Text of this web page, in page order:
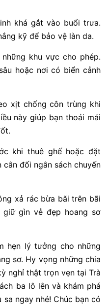
khá gắt vào buổi trưa.
kỹ để bảo vệ làn da.
khu vực cho phép.
hoặc nơi có biển cảnh
xịt chống côn trùng khi
này giúp bạn thoải mái
khi thuê ghế hoặc đặt
cân đối ngân sách chuyến
xả rác bừa bãi trên bãi
gìn vẻ đẹp hoang sơ
hẹn lý tưởng cho những
sơ. Hy vọng những chia
nghỉ thật trọn vẹn tại Trà
ba lô lên và khám phá
sa ngay nhé! Chúc bạn có